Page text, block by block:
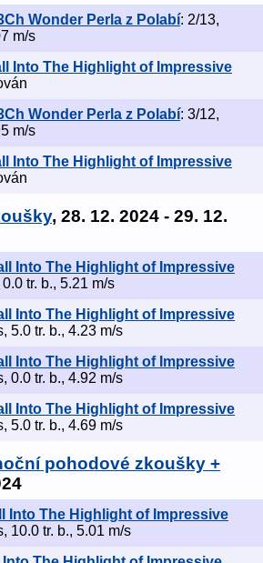
Wonder Perla z Polabí: 2/13,
m/s
Into The Highlight of Impressive
Wonder Perla z Polabí: 3/12,
m/s
Into The Highlight of Impressive
, 28. 12. 2024 - 29. 12.
Into The Highlight of Impressive
tr. b., 5.21 m/s
Into The Highlight of Impressive
5.0 tr. b., 4.23 m/s
Into The Highlight of Impressive
0.0 tr. b., 4.92 m/s
Into The Highlight of Impressive
5.0 tr. b., 4.69 m/s
pohodové zkoušky +
Into The Highlight of Impressive
10.0 tr. b., 5.01 m/s